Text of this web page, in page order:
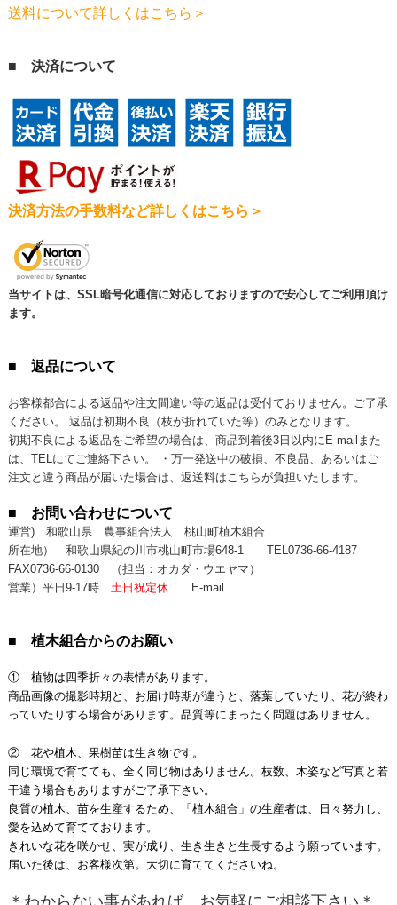
送料について詳しくはこちら＞
■ 決済について
決済方法の手数料など詳しくはこちら＞
当サイトは、SSL暗号化通信に対応しておりますので安心してご利用頂け
ます。
■ 返品について
お客様都合による返品や注文間違い等の返品は受付ておりません。ご了承
ください。 返品は初期不良（枝が折れていた等）のみとなります。
初期不良による返品をご希望の場合は、商品到着後3日以内にE-mailまた
は、TELにてご連絡下さい。 ・万一発送中の破損、不良品、あるいはご
注文と違う商品が届いた場合は、返送料はこちらが負担いたします。
■ お問い合わせについて
運営) 和歌山県 農事組合法人 桃山町植木組合
所在地） 和歌山県紀の川市桃山町市場648-1 TEL0736-66-4187
FAX0736-66-0130（担当：オカダ・ウエヤマ）
営業）平日9-17時 土日祝定休 E-mail
■ 植木組合からのお願い
① 植物は四季折々の表情があります。
商品画像の撮影時期と、お届け時期が違うと、落葉していたり、花が終わ
っていたりする場合があります。品質等にまったく問題はありません。
② 花や植木、果樹苗は生き物です。
同じ環境で育てても、全く同じ物はありません。枝数、木姿など写真と若
干違う場合もありますがご了承下さい。
良質の植木、苗を生産するため、「植木組合」の生産者は、日々努力し、
愛を込めて育てております。
きれいな花を咲かせ、実が成り、生き生きと生長するよう願っています。
届いた後は、お客様次第。大切に育ててくださいね。